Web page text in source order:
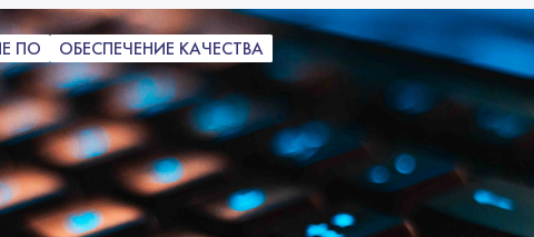
ПО ОБЕСПЕЧЕНИЕ КАЧЕСТВА